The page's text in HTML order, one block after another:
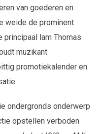
van goederen en
weide de prominent
lam Thomas
muzikant
promotiekalender en
:
ondergronds onderwerp
opstellen verboden